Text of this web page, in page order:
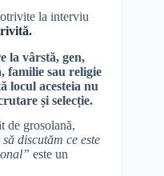
la vârstă, gen,
familie sau religie
locul acesteia nu
și selecție.
de grosolană,
discutăm ce este
este un